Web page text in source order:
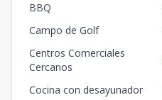
BBQ
Campo de Golf
Centros Comerciales
Cercanos
Cocina con desayunador